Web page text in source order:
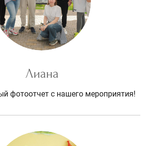
Лиана
фотоотчет с нашего мероприятия!